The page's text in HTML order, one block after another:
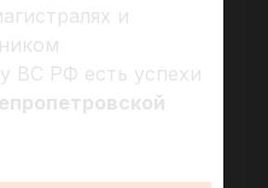
и
ВС РФ есть успехи